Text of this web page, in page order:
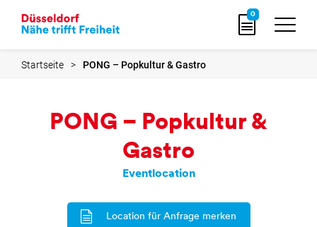
zur
Startseite
0
Startseite PONG – Popkultur & Gastro
PONG – Popkultur &
Gastro
Eventlocation
Location für Anfrage merken